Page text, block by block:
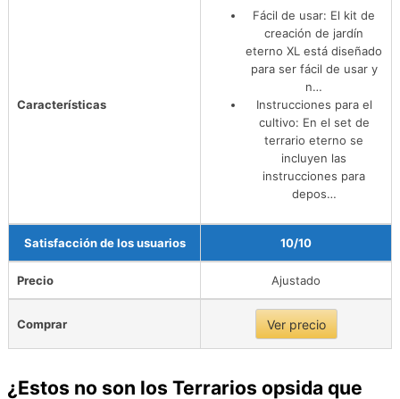
Características
Fácil de usar: El kit de
creación de jardín
eterno XL está diseñado
para ser fácil de usar y
n…
Instrucciones para el
cultivo: En el set de
terrario eterno se
incluyen las
instrucciones para
depos…
Satisfacción de los usuarios 10/10
Precio Ajustado
Comprar Ver precio
¿Estos no son los Terrarios opsida que